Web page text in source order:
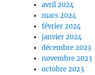
avril 2024
mars 2024
février 2024
janvier 2024
décembre 2023
novembre 2023
octobre 2023